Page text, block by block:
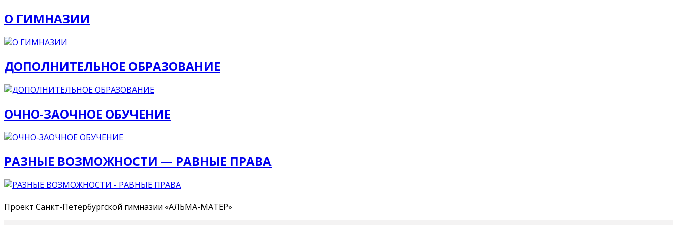
О ГИМНАЗИИ
ДОПОЛНИТЕЛЬНОЕ ОБРАЗОВАНИЕ
ОЧНО-ЗАОЧНОЕ ОБУЧЕНИЕ
РАЗНЫЕ ВОЗМОЖНОСТИ — РАВНЫЕ ПРАВА
Проект Санкт-Петербургской гимназии «АЛЬМА-МАТЕР»